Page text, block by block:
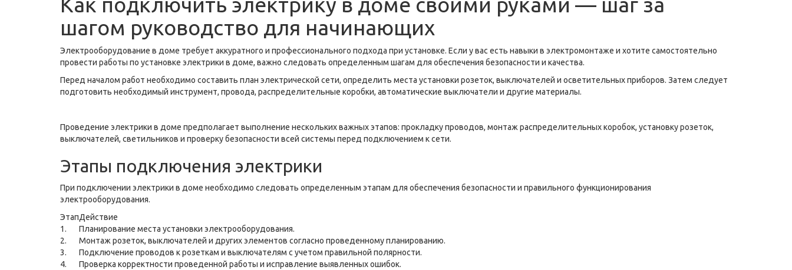
шагом руководство для начинающих
Электрооборудование в доме требует аккуратного и профессионального подхода при установке. Если у вас есть навыки в электромонтаже и хотите самостоятельно
провести работы по установке электрики в доме, важно следовать определенным шагам для обеспечения безопасности и качества.
Перед началом работ необходимо составить план электрической сети, определить места установки розеток, выключателей и осветительных приборов. Затем следует
подготовить необходимый инструмент, провода, распределительные коробки, автоматические выключатели и другие материалы.
Проведение электрики в доме предполагает выполнение нескольких важных этапов: прокладку проводов, монтаж распределительных коробок, установку розеток,
выключателей, светильников и проверку безопасности всей системы перед подключением к сети.
Этапы подключения электрики
При подключении электрики в доме необходимо следовать определенным этапам для обеспечения безопасности и правильного функционирования
электрооборудования.
ЭтапДействие
1.
Планирование места установки электрооборудования.
2.
Монтаж розеток, выключателей и других элементов согласно проведенному планированию.
3.
Подключение проводов к розеткам и выключателям с учетом правильной полярности.
4.
Проверка корректности проведенной работы и исправление выявленных ошибок.